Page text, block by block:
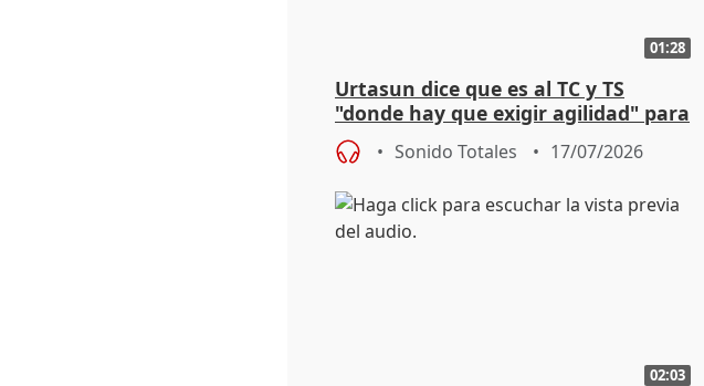
01:28
Urtasun dice que es al TC y TS
"donde hay que exigir agilidad" para
aplicar la Ley de Amnistía
Sonido Totales 17/07/2026
02:03